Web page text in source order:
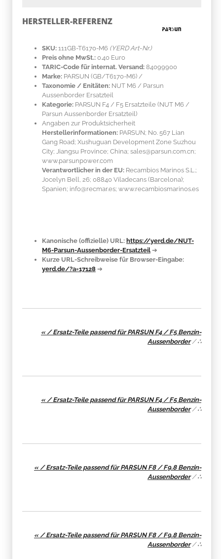
HERSTELLER-REFERENZ
SKU: 111GB-T6170-M6 (YERD Art-Nr.)
Preis ohne MwSt.: 0.40 Euro
TARIC-Code für internat. Versand: 84099900
Marke: PARSUN (GB/T6170-M6) /
Taxonomie / Enitäten: NUT M6 / Parsun
Aussenborder Ersatzteil
Kategorie: PARSUN F4 / F5 Ersatzteile (NUT M6 /
Parsun Aussenborder Ersatzteil)
Angaben zur Produktsicherheit
Herstellerinformationen: PARSUN; No. 567 Lian
Gang Road; Xushuguan Development Zone Suzhou
City; Jiangsu Province; China; sales@parsun.com.cn;
www.parsunpower.com
Verantwortlicher in der EU: Recambios Marinos S.L.;
Jocelyn Bell, 26; 08840 Viladecans (Barcelona);
Spanien; info@recmar.es; www.recambiosmarinos.es
Kanonische (offizielle) URL: https://yerd.de/NUT-
M6-Parsun-Aussenborder-Ersatzteil ➔
Kurze URL-Schreibweise für Browser-Eingabe:
yerd.de/?a=17128 ➔
« / Ersatz-Teile passend für PARSUN F4 / F5 Benzin-
Aussenborder/∴
« / Ersatz-Teile passend für PARSUN F4 / F5 Benzin-
Aussenborder/∴
« / Ersatz-Teile passend für PARSUN F8 / F9.8 Benzin-
Aussenborder/∴
« / Ersatz-Teile passend für PARSUN F8 / F9.8 Benzin-
Aussenborder/∴